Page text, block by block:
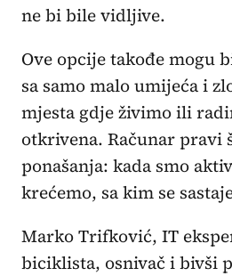
ne bi bile vidljive.
Ove opcije takođe mogu
sa samo malo umijeća i
mjesta gdje živimo ili
otkrivena. Računar pravi
ponašanja: kada smo
krećemo, sa kim se
Marko Trifković, IT
biciklista, osnivač i bivši